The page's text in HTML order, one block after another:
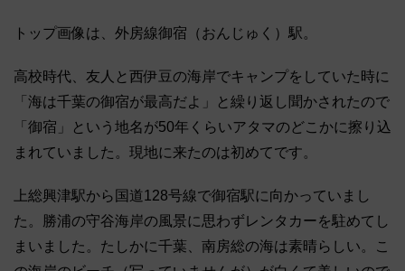
トップ画像は、外房線御宿（おんじゅく）駅。
高校時代、友人と西伊豆の海岸でキャンプをしていた時に
「海は千葉の御宿が最高だよ」と繰り返し聞かされたので
「御宿」という地名が50年くらいアタマのどこかに擦り込
まれていました。現地に来たのは初めてです。
上総興津駅から国道128号線で御宿駅に向かっていまし
た。勝浦の守谷海岸の風景に思わずレンタカーを駐めてし
まいました。たしかに千葉、南房総の海は素晴らしい。こ